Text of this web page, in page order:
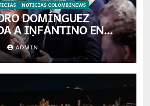
NOTICIAS COLOMBINEWS
DOMÍNGUEZ
A INFANTINO EN
EL LÍDER DE LA
DEL
ADMIN